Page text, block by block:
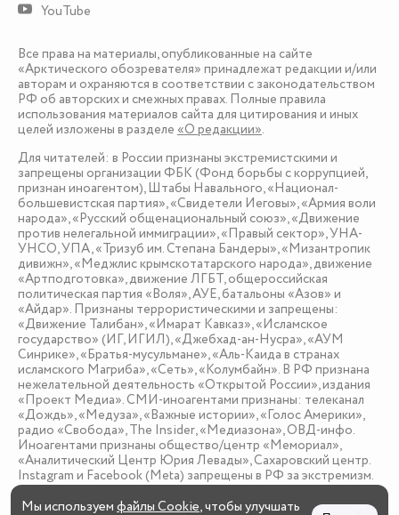
YouTube
Все права на материалы, опубликованные на сайте
«Арктического обозревателя» принадлежат редакции и/или
авторам и охраняются в соответствии с законодательством
РФ об авторских и смежных правах. Полные правила
использования материалов сайта для цитирования и иных
целей изложены в разделе «О редакции».
Для читателей: в России признаны экстремистскими и
запрещены организации ФБК (Фонд борьбы с коррупцией,
признан иноагентом), Штабы Навального, «Национал-
большевистская партия», «Свидетели Иеговы», «Армия воли
народа», «Русский общенациональный союз», «Движение
против нелегальной иммиграции», «Правый сектор», УНА-
УНСО, УПА, «Тризуб им. Степана Бандеры», «Мизантропик
дивижн», «Меджлис крымскотатарского народа», движение
«Артподготовка», движение ЛГБТ, общероссийская
политическая партия «Воля», АУЕ, батальоны «Азов» и
«Айдар». Признаны террористическими и запрещены:
«Движение Талибан», «Имарат Кавказ», «Исламское
государство» (ИГ, ИГИЛ), «Джебхад-ан-Нусра», «АУМ
Синрике», «Братья-мусульмане», «Аль-Каида в странах
исламского Магриба», «Сеть», «Колумбайн». В РФ признана
нежелательной деятельность «Открытой России», издания
«Проект Медиа». СМИ-иноагентами признаны: телеканал
«Дождь», «Медуза», «Важные истории», «Голос Америки»,
радио «Свобода», The Insider, «Медиазона», ОВД-инфо.
Иноагентами признаны общество/центр «Мемориал»,
«Аналитический Центр Юрия Левады», Сахаровский центр.
Instagram и Facebook (Metа) запрещены в РФ за экстремизм.
Мы используемфайлы Cookie, чтобы улучшать